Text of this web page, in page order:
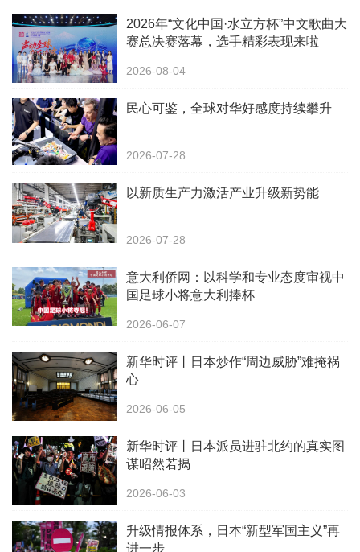
2026年“文化中国·水立方杯”中文歌曲大
赛总决赛落幕，选手精彩表现来啦
2026-08-04
民心可鉴，全球对华好感度持续攀升
2026-07-28
以新质生产力激活产业升级新势能
2026-07-28
意大利侨网：以科学和专业态度审视中
国足球小将意大利捧杯
2026-06-07
新华时评丨日本炒作“周边威胁”难掩祸
心
2026-06-05
新华时评丨日本派员进驻北约的真实图
谋昭然若揭
2026-06-03
升级情报体系，日本“新型军国主义”再
进一步